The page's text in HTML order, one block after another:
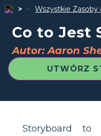
Wszystkie Zasoby
Co to Jest
Autor: Aaron
UTWÓRZ
Storyboard to